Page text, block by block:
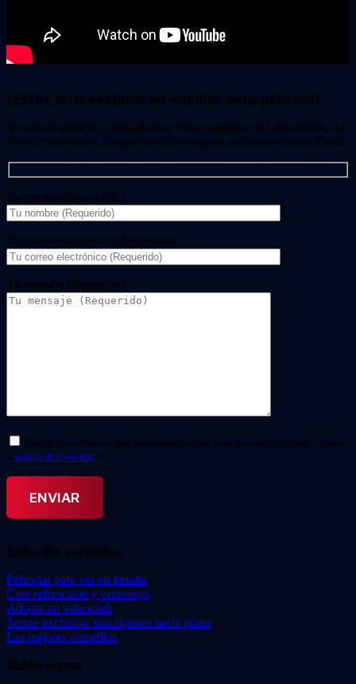
¿Estas interesado/a en alquilar esta película?
Si quieres saber si la película que deseas alquilar está disponible, por
favor, contáctanos. Luego, podrás recogerla en nuestra tienda física.
Tu nombre (Requerido)
Tu correo electrónico (Requerido)
Tu mensaje (Necesario)
Doy mi consentimiento para el tratamiento de mis datos personales. He leído y acepto
la política de privacidad. *
Entradas recientes
Películas para ver en familia
Cine refrescante y veraniego
Adopta un videoclub
Sorteo exclusivo suscriptores tarifa plana
Las mejores comedias
Video Instan